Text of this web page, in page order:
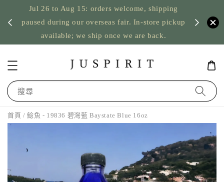
Jul 26 to Aug 15: orders welcome, shipping
paused during our overseas fair. In-store pickup
available; we ship once we are back.
US
搜尋
首頁 / 鯰魚 - 19836 碧灣藍 Baystate Blue 16oz